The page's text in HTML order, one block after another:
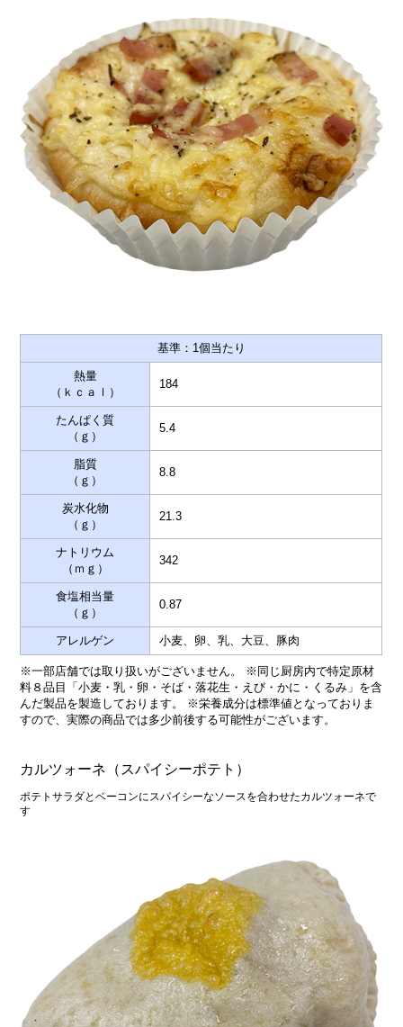
基準：1個当たり
熱量
（ｋｃａｌ）
184
たんぱく質
（ｇ）
5.4
脂質
（ｇ）
8.8
炭水化物
（ｇ）
21.3
ナトリウム
（ｍｇ）
342
食塩相当量
（ｇ）
0.87
アレルゲン 小麦、卵、乳、大豆、豚肉
※一部店舗では取り扱いがございません。 ※同じ厨房内で特定原材
料８品目「小麦・乳・卵・そば・落花生・えび・かに・くるみ」を含
んだ製品を製造しております。 ※栄養成分は標準値となっておりま
すので、実際の商品では多少前後する可能性がございます。
カルツォーネ（スパイシーポテト）
ポテトサラダとベーコンにスパイシーなソースを合わせたカルツォーネで
す